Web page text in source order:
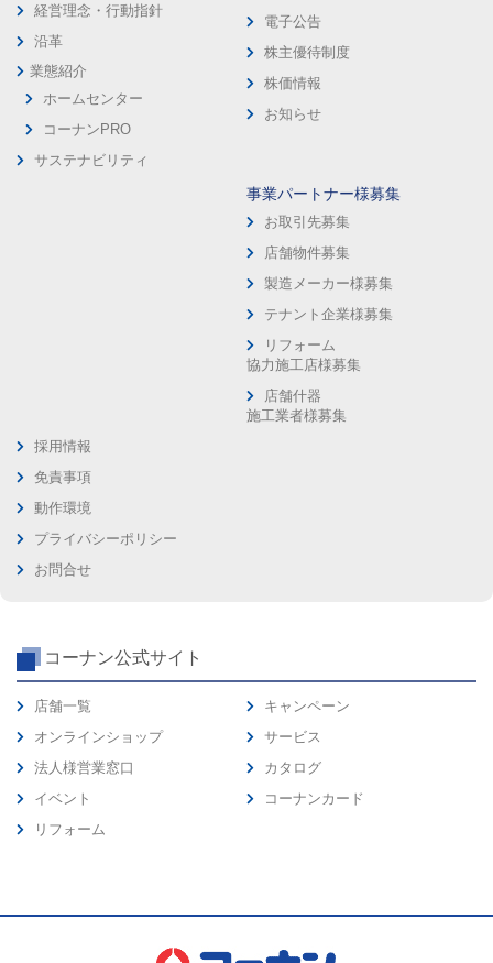
経営理念・行動指針
沿革
業態紹介
ホームセンター
コーナンPRO
サステナビリティ
電子公告
株主優待制度
株価情報
お知らせ
事業パートナー様募集
お取引先募集
店舗物件募集
製造メーカー様募集
テナント企業様募集
リフォーム
協力施工店様募集
店舗什器
施工業者様募集
採用情報
免責事項
動作環境
プライバシーポリシー
お問合せ
コーナン公式サイト
店舗一覧
オンラインショップ
法人様営業窓口
イベント
リフォーム
キャンペーン
サービス
カタログ
コーナンカード